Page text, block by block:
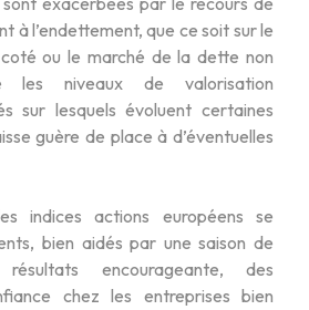
à l’endettement, que ce soit sur le
ou le marché de la dette non
les niveaux de valorisation
sur lesquels évoluent certaines
guère de place à d’éventuelles
indices actions européens se
bien aidés par une saison de
encourageante, des
chez les entreprises bien